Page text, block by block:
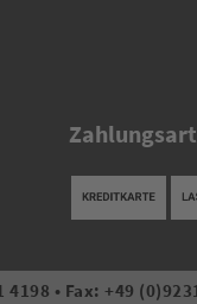
• Fax: +49